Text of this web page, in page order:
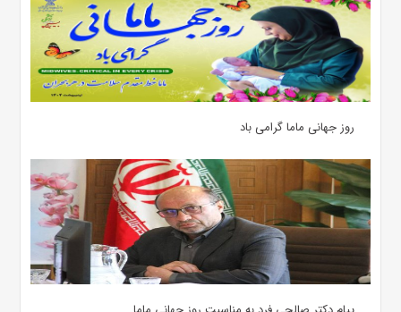
روز جهانی ماما گرامی باد